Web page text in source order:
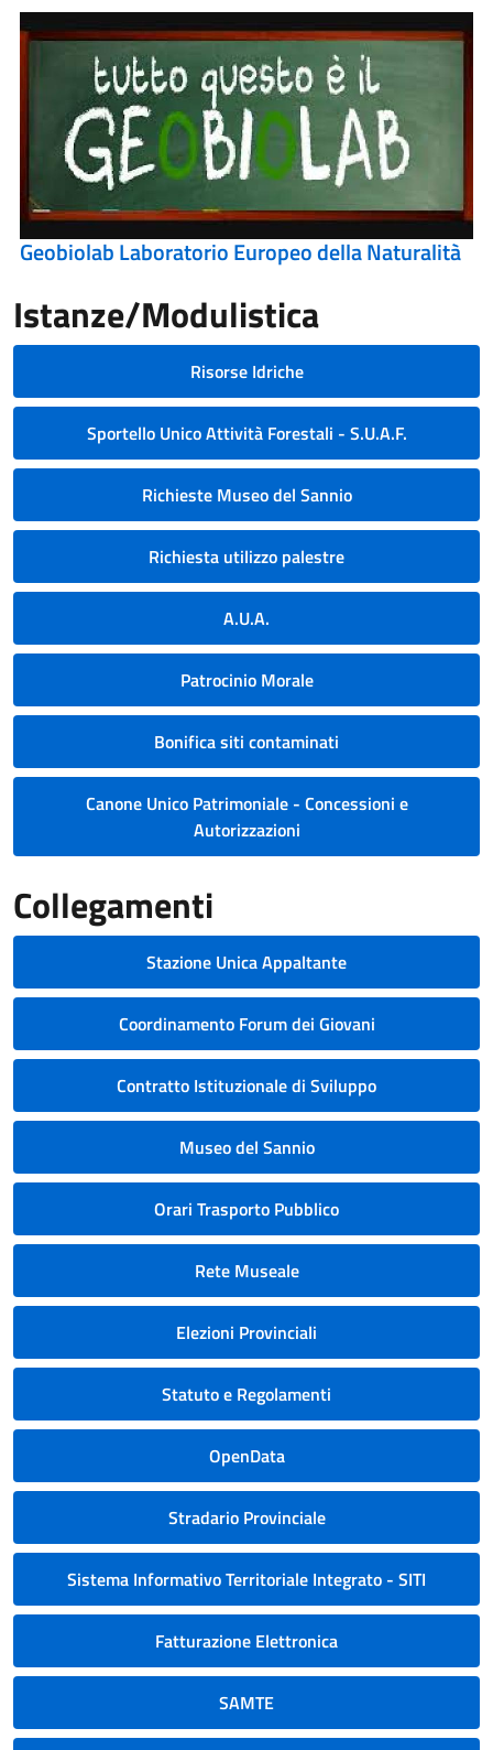
Geobiolab Laboratorio Europeo della Naturalità
Istanze/Modulistica
Risorse Idriche
Sportello Unico Attività Forestali - S.U.A.F.
Richieste Museo del Sannio
Richiesta utilizzo palestre
A.U.A.
Patrocinio Morale
Bonifica siti contaminati
Canone Unico Patrimoniale - Concessioni e
Autorizzazioni
Collegamenti
Stazione Unica Appaltante
Coordinamento Forum dei Giovani
Contratto Istituzionale di Sviluppo
Museo del Sannio
Orari Trasporto Pubblico
Rete Museale
Elezioni Provinciali
Statuto e Regolamenti
OpenData
Stradario Provinciale
Sistema Informativo Territoriale Integrato - SITI
Fatturazione Elettronica
SAMTE